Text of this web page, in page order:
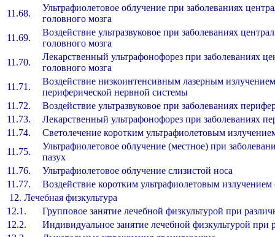
11.68.
Ультрафиолетовое облучение при заболеваниях
головного мозга
11.69.
Воздействие ультразвуковое при заболеваниях
головного мозга
11.70.
Лекарственный ультрафонофорез при заболеваниях
головного мозга
11.71.
Воздействие низкоинтенсивным лазерным
периферической нервной системы
11.72.
Воздействие ультразвуковое при заболеваниях
11.73.
Лекарственный ультрафонофорез при заболеваниях
11.74.
Светолечение коротким ультрафиолетовым
11.75.
Ультрафиолетовое облучение (местное) при
пазух
11.76.
Ультрафиолетовое облучение слизистой носа
11.77.
Воздействие коротким ультрафиолетовым
12. Лечебная физкультура
12.1.
Групповое занятие лечебной физкультурой при
12.2.
Индивидуальное занятие лечебной физкультурой при